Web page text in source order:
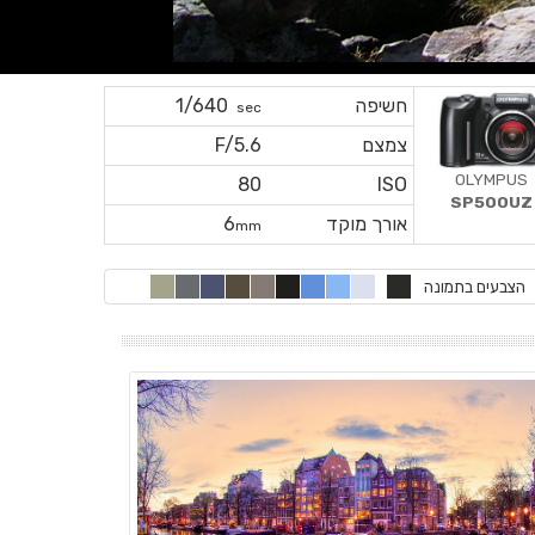
חשיפה sec
1/640
צמצם
F/5.6
ISO
80
אורך מוקד
6mm
OLYMPUS
SP500UZ
הצבעים בתמונה